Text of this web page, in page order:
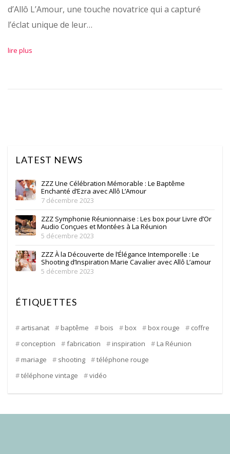
d’Allô L’Amour, une touche novatrice qui a capturé
l’éclat unique de leur…
lire plus
LATEST NEWS
ZZZ Une Célébration Mémorable : Le Baptême
Enchanté d’Ezra avec Allô L’Amour
7 décembre 2023
ZZZ Symphonie Réunionnaise : Les box pour Livre d’Or
Audio Conçues et Montées à La Réunion
5 décembre 2023
ZZZ À la Découverte de l’Élégance Intemporelle : Le
Shooting d’Inspiration Marie Cavalier avec Allô L’amour
5 décembre 2023
ÉTIQUETTES
artisanat baptême bois box box rouge
coffre
conception
fabrication inspiration
La Réunion
mariage
shooting
téléphone rouge
téléphone vintage
vidéo